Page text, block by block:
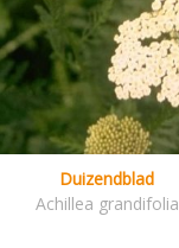
Duizendblad
Achillea grandifolia